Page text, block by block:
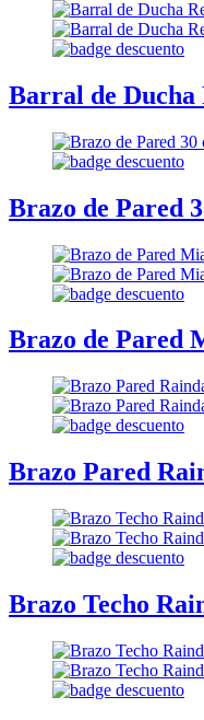
Barral de Ducha
Brazo de Pared
Brazo de Pared
Brazo Pared
Brazo Techo